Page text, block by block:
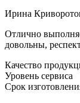
Ирина
Отлично
довольны,
Качество
Уровень сервиса
Срок